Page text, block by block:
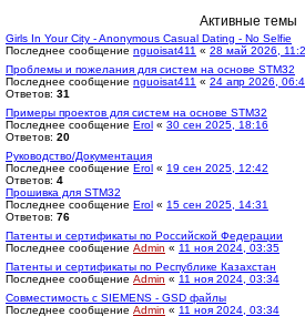
Активные темы
Girls In Your City - Anonymous Casual Dating - No Selfie
Последнее сообщение nguoisat411 « 28 май 2026,
Проблемы и пожелания для систем на основе STM32
Последнее сообщение nguoisat411 « 24 апр 2026,
Ответов: 31
Примеры проектов для систем на основе STM32
Последнее сообщение Erol « 30 сен 2025, 18:16
Ответов: 20
Руководство/Документация
Последнее сообщение Erol « 19 сен 2025, 12:42
Ответов: 4
Прошивка для STM32
Последнее сообщение Erol « 15 сен 2025, 14:31
Ответов: 76
Патенты и сертификаты по Российской Федерации
Последнее сообщение Admin « 11 ноя 2024, 03:35
Патенты и сертификаты по Республике Казахстан
Последнее сообщение Admin « 11 ноя 2024, 03:34
Совместимость с SIEMENS - GSD файлы
Последнее сообщение Admin « 11 ноя 2024, 03:34